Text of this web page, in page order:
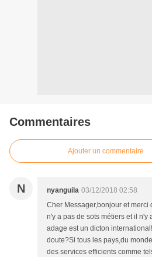
Commentaires
Ajouter un commentaire
N nyanguila 03/12/2018 02:58
Cher Messager,bonjour et merci
n'y a pas de sots métiers et il n'y
adage est un dicton
doute?Si tous les pays,du
des services efficients comme